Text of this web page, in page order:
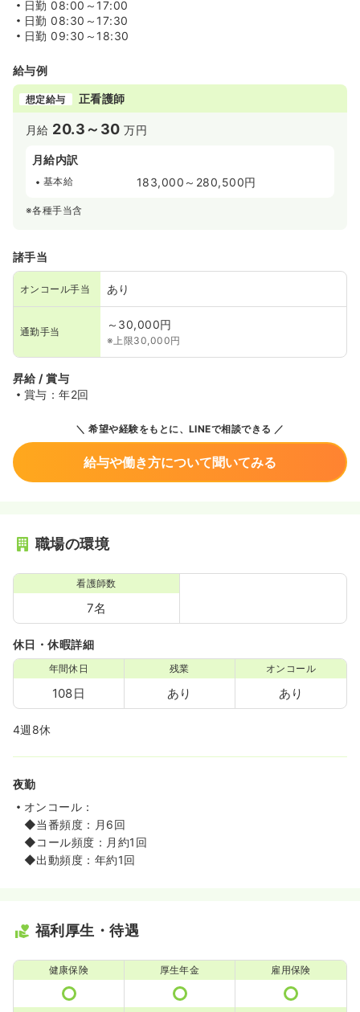
日勤 08:00～17:00
日勤 08:30～17:30
日勤 09:30～18:30
給与例
想定給与 正看護師
月給 20.3～30 万円
月給内訳
基本給 183,000～280,500円
※各種手当含
諸手当
オンコール手当 あり
通勤手当
～30,000円
※上限30,000円
昇給 / 賞与
賞与：年2回
希望や経験をもとに、LINEで相談できる
給与や働き方について聞いてみる
職場の環境
看護師数
7名
休日・休暇詳細
年間休日
108日
残業
あり
オンコール
あり
4週8休
夜勤
オンコール：
◆当番頻度：月6回
◆コール頻度：月約1回
◆出動頻度：年約1回
福利厚生・待遇
健康保険 厚生年金 雇用保険